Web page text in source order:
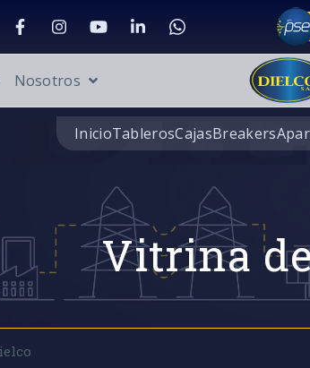
Nosotros
InicioTablerosCajasBreakers
Vitrina